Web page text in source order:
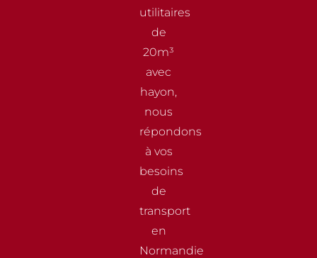
utilitaires
de
20m³
avec
hayon,
nous
répondons
à vos
besoins
de
transport
en
Normandie